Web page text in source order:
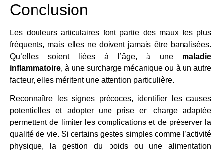
Conclusion
Les douleurs articulaires font partie des maux les plus
fréquents, mais elles ne doivent jamais être banalisées.
Qu’elles soient liées à l’âge, à une maladie
inflammatoire, à une surcharge mécanique ou à un autre
facteur, elles méritent une attention particulière.
Reconnaître les signes précoces, identifier les causes
potentielles et adopter une prise en charge adaptée
permettent de limiter les complications et de préserver la
qualité de vie. Si certains gestes simples comme l’activité
physique, la gestion du poids ou une alimentation